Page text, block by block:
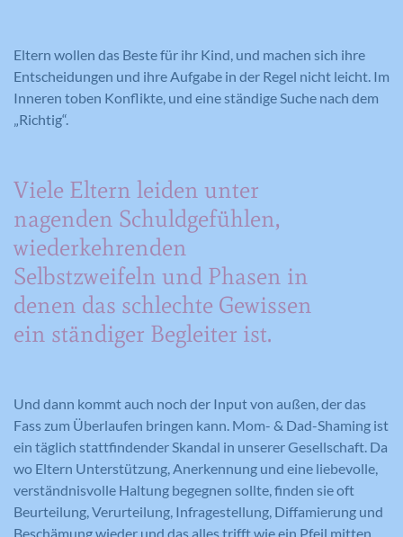
Eltern wollen das Beste für ihr Kind, und machen sich ihre
Entscheidungen und ihre Aufgabe in der Regel nicht leicht. Im
Inneren toben Konflikte, und eine ständige Suche nach dem
„Richtig“.
Viele Eltern leiden unter
nagenden Schuldgefühlen,
wiederkehrenden
Selbstzweifeln und Phasen in
denen das schlechte Gewissen
ein ständiger Begleiter ist.
Und dann kommt auch noch der Input von außen, der das
Fass zum Überlaufen bringen kann. Mom- & Dad-Shaming ist
ein täglich stattfindender Skandal in unserer Gesellschaft. Da
wo Eltern Unterstützung, Anerkennung und eine liebevolle,
verständnisvolle Haltung begegnen sollte, finden sie oft
Beurteilung, Verurteilung, Infragestellung, Diffamierung und
Beschämung wieder und das alles trifft wie ein Pfeil mitten